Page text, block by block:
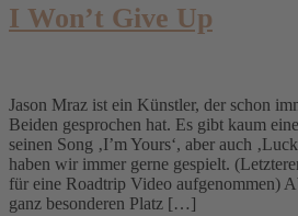
438
I Won’t Give Up
Jason Mraz ist ein Künstler, der schon
Beiden gesprochen hat. Es gibt kaum
seinen Song ‚I’m Yours‘, aber auch
haben wir immer gerne gespielt.
für eine Roadtrip Video aufgenommen)
ganz besonderen Platz […]